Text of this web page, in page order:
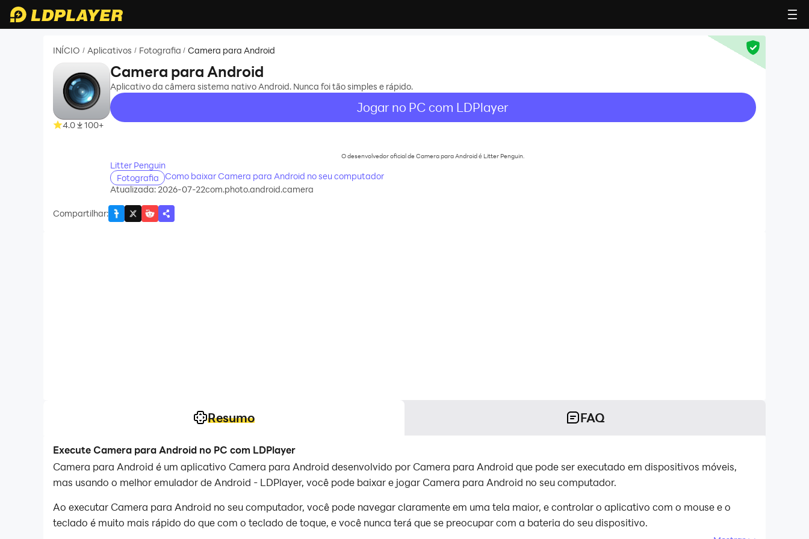
INÍCIO / Aplicativos / Fotografia / Camera para Android
4.0 100+
Camera para Android
Aplicativo da câmera sistema nativo Android. Nunca foi tão simples e rápido.
Jogar no PC com LDPlayer
recommend
O desenvolvedor oficial de Camera para Android é Litter Penguin.
Litter Penguin
Fotografia
Como baixar Camera para Android no seu computador
Atualizada: 2026-07-22com.photo.android.camera
Compartilhar:
Resumo FAQ
Execute Camera para Android no PC com LDPlayer
Camera para Android é um aplicativo Camera para Android desenvolvido por Camera para Android que pode ser executado em dispositivos móveis,
mas usando o melhor emulador de Android - LDPlayer, você pode baixar e jogar Camera para Android no seu computador.
Ao executar Camera para Android no seu computador, você pode navegar claramente em uma tela maior, e controlar o aplicativo com o mouse e o
teclado é muito mais rápido do que com o teclado de toque, e você nunca terá que se preocupar com a bateria do seu dispositivo.